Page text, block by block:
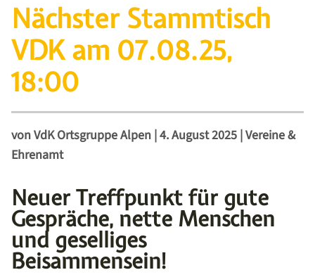
Nächster Stammtisch
VDK am 07.08.25,
18:00
vonVdK Ortsgruppe Alpen| 4. August 2025| Vereine &
Ehrenamt
Neuer Treffpunkt für gute
Gespräche, nette Menschen
und geselliges
Beisammensein!